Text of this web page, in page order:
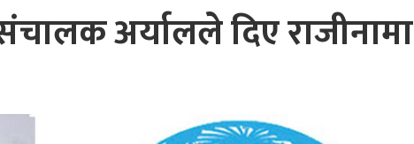
अर्यालले दिए राजीनामा